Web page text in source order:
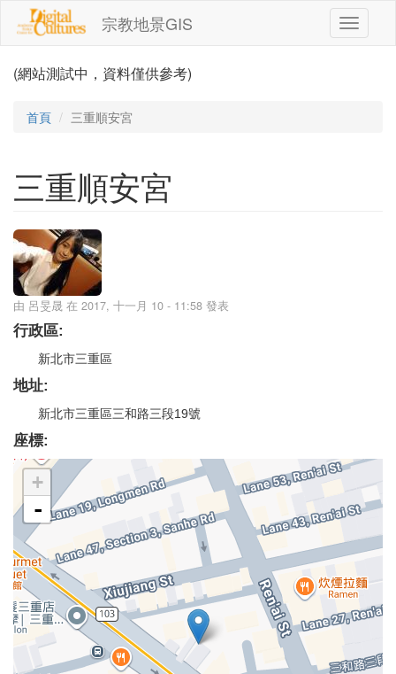
移至主內容
宗教地景GIS
Toggle
(網站測試中，資料僅供參考)
首頁 三重順安宮
三重順安宮
由 呂旻晟 在 2017, 十一月 10 - 11:58 發表
行政區:
新北市三重區
地址:
新北市三重區三和路三段19號
座標:
+
-